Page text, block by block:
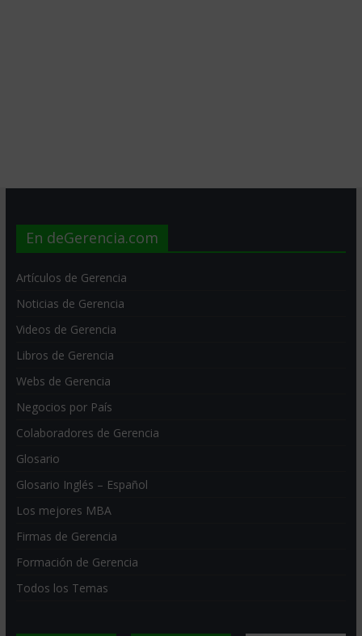
En deGerencia.com
Artículos de Gerencia
Noticias de Gerencia
Videos de Gerencia
Libros de Gerencia
Webs de Gerencia
Negocios por País
Colaboradores de Gerencia
Glosario
Glosario Inglés – Español
Los mejores MBA
Firmas de Gerencia
Formación de Gerencia
Todos los Temas